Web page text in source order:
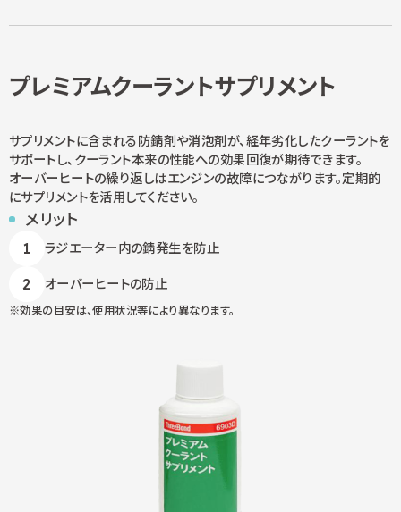
プレミアムクーラントサプリメント
サプリメントに含まれる防錆剤や消泡剤が、経年劣化したクーラントを
サポートし、クーラント本来の性能への効果回復が期待できます。
オーバーヒートの繰り返しはエンジンの故障につながります。定期的
にサプリメントを活用してください。
メリット
ラジエーター内の錆発生を防止
オーバーヒートの防止
効果の目安は、使用状況等により異なります。